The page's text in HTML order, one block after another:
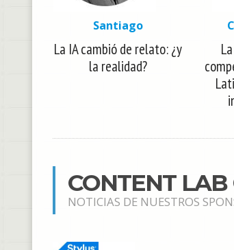
Santiago
La IA cambió de relato: ¿y
la realidad?
CONTENT
NOTICIAS DE NUESTROS